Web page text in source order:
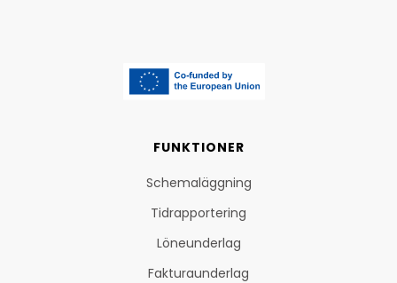
FUNKTIONER
Schemaläggning
Tidrapportering
Löneunderlag
Fakturaunderlag